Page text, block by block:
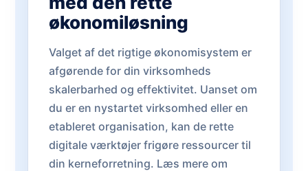
økonomiløsning
Valget af det rigtige økonomisystem er
afgørende for din virksomheds
skalerbarhed og effektivitet. Uanset om
du er en nystartet virksomhed eller en
etableret organisation, kan de rette
digitale værktøjer frigøre ressourcer til
din kerneforretning. Læs mere om